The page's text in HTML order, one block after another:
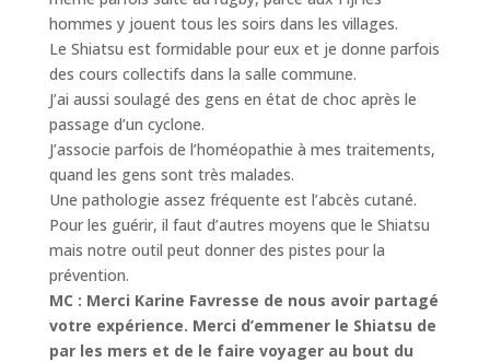
hommes y jouent tous les soirs dans les villages.
Le Shiatsu est formidable pour eux et je donne parfois
des cours collectifs dans la salle commune.
J’ai aussi soulagé des gens en état de choc après le
passage d’un cyclone.
J’associe parfois de l’homéopathie à mes traitements,
quand les gens sont très malades.
Une pathologie assez fréquente est l’abcès cutané.
Pour les guérir, il faut d’autres moyens que le Shiatsu
mais notre outil peut donner des pistes pour la
prévention.
MC : Merci Karine Favresse de nous avoir partagé
votre expérience. Merci d’emmener le Shiatsu de
par les mers et de le faire voyager au bout du